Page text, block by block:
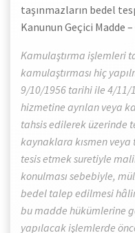
taşınmazların bedel
Kanunun Geçici Madde
Kamulaştırma işlemleri
kamulaştırması hiç
9/10/1956 tarihi ile 4/11/
hizmetine ayrılan veya
tahsis edilerek üzerinde
kaynaklara kısmen
tesis etmek suretiyle
konulması sebebiyle,
bedel talep edilmesi
bu madde hükümlerine
yapılacak işlemlerde